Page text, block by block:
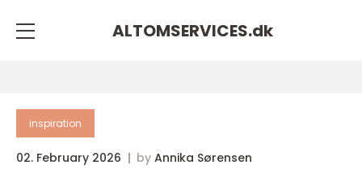
ALTOMSERVICES.dk
inspiration
02. February 2026 by Annika Sørensen